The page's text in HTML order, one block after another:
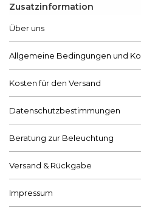
Zusatzinformation
Über uns
Allgemeine Bedingungen und
Kosten für den Versand
Datenschutzbestimmungen
Beratung zur Beleuchtung
Versand & Rückgabe
Impressum